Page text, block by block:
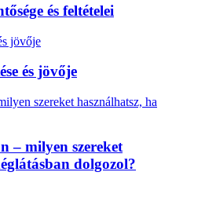
és feltételei
és jövője
– milyen szereket
dolgozol?